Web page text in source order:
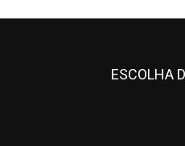
ESCOLHA